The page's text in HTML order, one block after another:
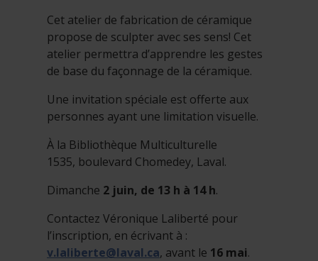
Cet atelier de fabrication de céramique
propose de sculpter avec ses sens! Cet
atelier permettra d’apprendre les gestes
de base du façonnage de la céramique.
Une invitation spéciale est offerte aux
personnes ayant une limitation visuelle.
À la Bibliothèque Multiculturelle
1535, boulevard Chomedey, Laval.
Dimanche 2 juin, de 13 h à 14 h.
Contactez Véronique Laliberté pour
l’inscription, en écrivant à :
v.laliberte@laval.ca, avant le 16 mai.